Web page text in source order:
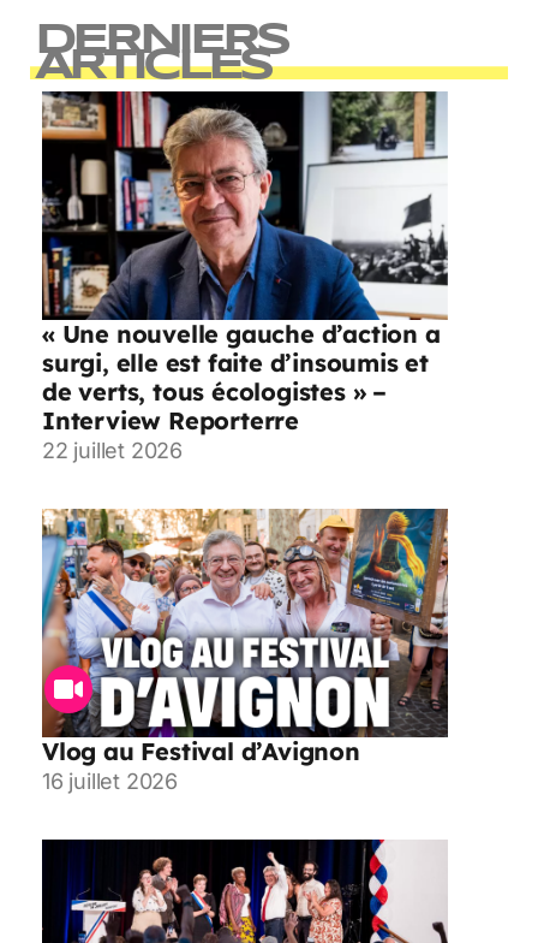
DERNIERS
ARTICLES
« Une nouvelle gauche d’action a
surgi, elle est faite d’insoumis et
de verts, tous écologistes » –
Interview Reporterre
22 juillet 2026
Vlog au Festival d’Avignon
16 juillet 2026